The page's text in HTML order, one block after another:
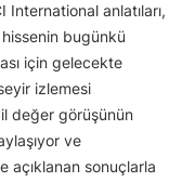
International anlatıları,
bugünkü
için gelecekte
izlemesi
değer görüşünün
ve
açıklanan sonuçlarla